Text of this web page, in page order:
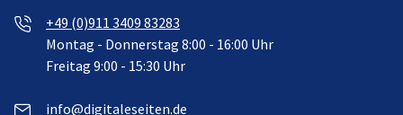
+49 (0)911 3409 83283
Montag - Donnerstag 8:00 - 16:00 Uhr
Freitag 9:00 - 15:30 Uhr
info@digitaleseiten.de